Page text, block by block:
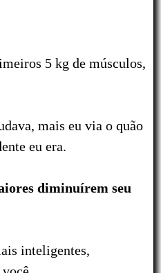
5 kg de músculos,
mais eu via o quão
eu era.
diminuírem seu
inteligentes,